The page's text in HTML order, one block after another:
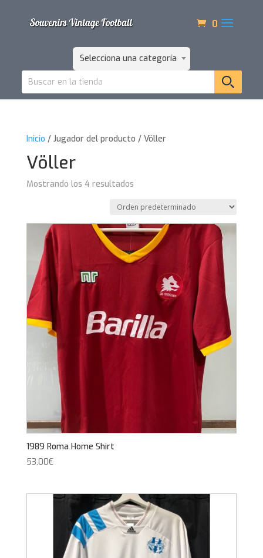
0
Selecciona una categoría
Inicio / Jugador del producto / Völler
Völler
Mostrando los 4 resultados
1989 Roma Home Shirt
53,00€